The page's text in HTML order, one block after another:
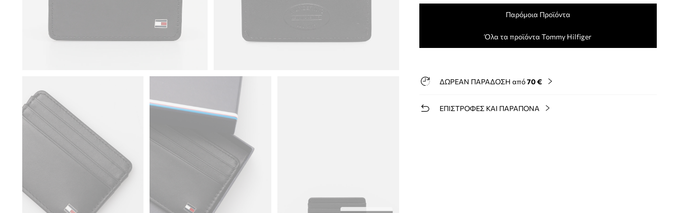
Παρόμοια Προϊόντα
Όλα τα προϊόντα Tommy Hilfiger
ΔΩΡΕΑΝ ΠΑΡΑΔΟΣΗ από70 €
ΕΠΙΣΤΡΟΦΕΣ ΚΑΙ ΠΑΡΑΠΟΝΑ